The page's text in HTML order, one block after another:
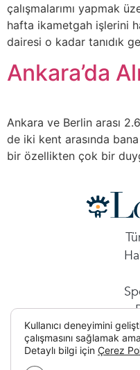
çalışmalarımı yapmak
hafta ikametgah işlerini
dairesi o kadar tanıdık
Ankara’da
Ankara ve Berlin arası
de iki kent arasında
bir özellikten çok bir
Kullanıcı deneyimini
çalışmasını sağlamak
Detaylı bilgi için Çerez